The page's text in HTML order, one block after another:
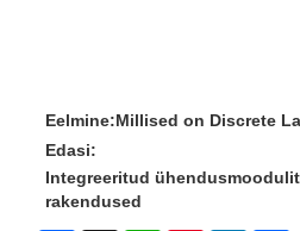
Eelmine:Millised on Discrete
Edasi:
Integreeritud
rakendused